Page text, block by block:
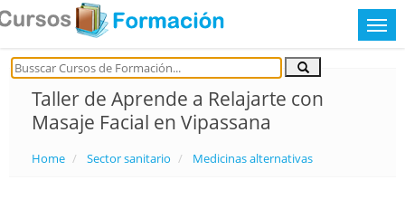
Taller de Aprende a Relajarte con
Masaje Facial en Vipassana
Home Sector sanitario Medicinas alternativas